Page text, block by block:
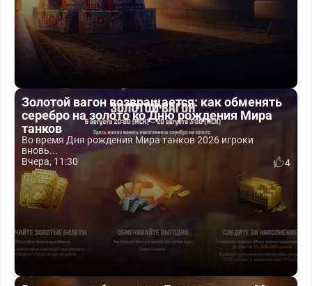
Золотой вагон возвращается: как обменять
серебро на золото ко Дню рождения Мира
танков
Во время Дня рождения Мира танков 2026 игроки
вновь...
Вчера, 11:30
4